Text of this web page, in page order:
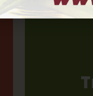
Para
un
presentes
política,
trabajo,
estable y